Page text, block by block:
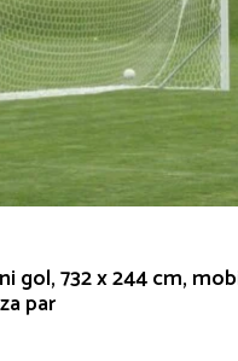
gol, 732 x 244 cm,
par